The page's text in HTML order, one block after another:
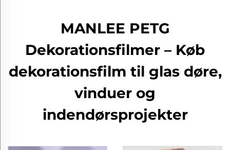
MANLEE PETG
Dekorationsfilmer – Køb
dekorationsfilm til glas døre,
vinduer og
indendørsprojekter